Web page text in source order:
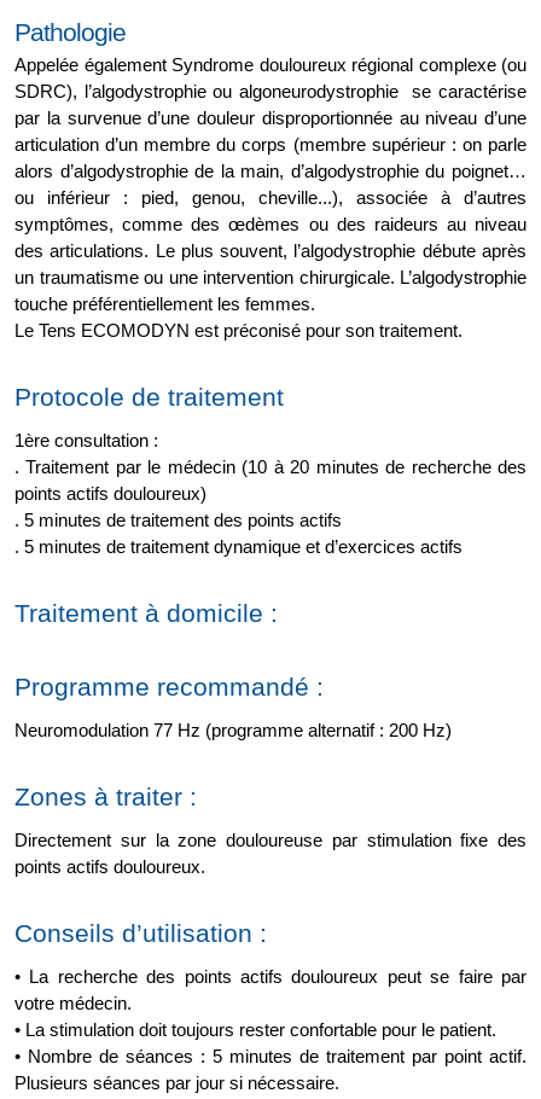
Pathologie
Appelée également Syndrome douloureux régional complexe (ou
SDRC), l’algodystrophie ou algoneurodystrophie  se caractérise
par la survenue d’une douleur disproportionnée au niveau d’une
articulation d’un membre du corps (membre supérieur : on parle
alors d’algodystrophie de la main, d’algodystrophie du poignet…
ou inférieur : pied, genou, cheville...), associée à d’autres
symptômes, comme des œdèmes ou des raideurs au niveau
des articulations. Le plus souvent, l’algodystrophie débute après
un traumatisme ou une intervention chirurgicale. L’algodystrophie
touche préférentiellement les femmes.
Le Tens ECOMODYN est préconisé pour son traitement.
Protocole de traitement
1ère consultation :
. Traitement par le médecin (10 à 20 minutes de recherche des
points actifs douloureux)
. 5 minutes de traitement des points actifs
. 5 minutes de traitement dynamique et d’exercices actifs
Traitement à domicile :
Programme recommandé :
Neuromodulation 77 Hz (programme alternatif : 200 Hz)
Zones à traiter :
Directement sur la zone douloureuse par stimulation fixe des
points actifs douloureux.
Conseils d’utilisation :
• La recherche des points actifs douloureux peut se faire par
votre médecin.
• La stimulation doit toujours rester confortable pour le patient.
• Nombre de séances : 5 minutes de traitement par point actif.
Plusieurs séances par jour si nécessaire.